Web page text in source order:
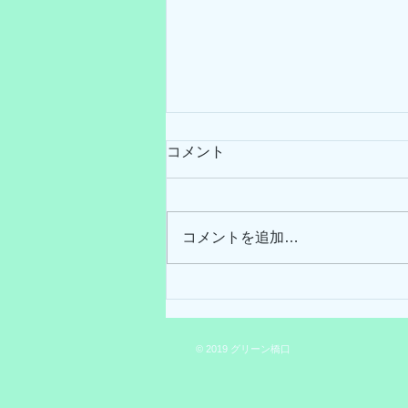
クリーニング
コメント
コメントを追加…
© 2019 グリーン橋口